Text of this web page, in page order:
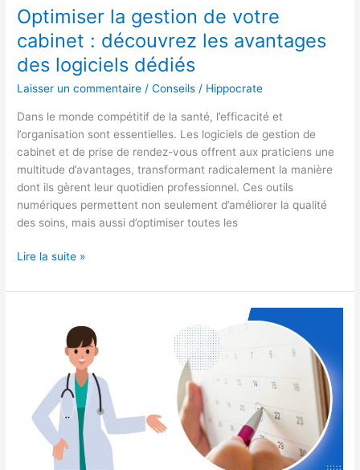
Optimiser la gestion de votre
cabinet : découvrez les avantages
des logiciels dédiés
Laisser un commentaire /Conseils / Hippocrate
Dans le monde compétitif de la santé, l’efficacité et
l’organisation sont essentielles. Les logiciels de gestion de
cabinet et de prise de rendez-vous offrent aux praticiens une
multitude d’avantages, transformant radicalement la manière
dont ils gèrent leur quotidien professionnel. Ces outils
numériques permettent non seulement d’améliorer la qualité
des soins, mais aussi d’optimiser toutes les
logiciels
dédiés
Lire la suite »
carence